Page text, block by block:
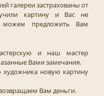
галереи застрахованы от
картину и Вас не
можем предложить Вам
и наш мастер
Вами замечания.
новую картину
Вам деньги.